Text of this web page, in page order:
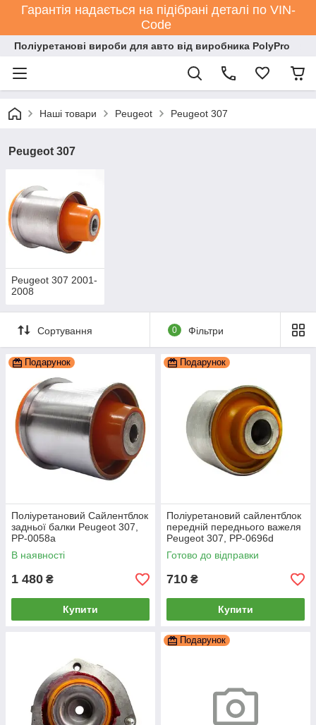
Гарантія надається на підібрані деталі по VIN-
Code
Поліуретанові вироби для авто від виробника PolyPro
Наші товари Peugeot Peugeot 307
Peugeot 307
Peugeot 307 2001-
2008
Сортування 0 Фільтри
Подарунок
Поліуретановий Сайлентблок
задньої балки Peugeot 307,
PP-0058a
В наявності
1 480 ₴
Купити
Подарунок
Поліуретановий сайлентблок
передній переднього важеля
Peugeot 307, PP-0696d
Готово до відправки
710 ₴
Купити
Подарунок